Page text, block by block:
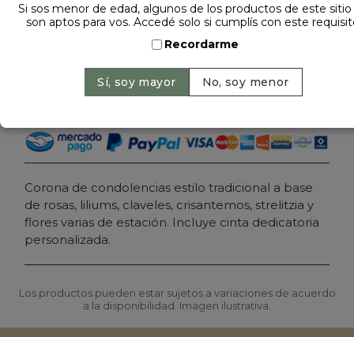
CORONA FUNEBRE CLASICA DE DISEÑO
Precio: $ 324.000-Cantidad:
Corona de condolencias estilo tradicional a base
de rosas, liliums, claveles, crisantemos, strelitzia y
flores varias de estación. Incluye cinta dedicatoria
personalizada.
Los productos pueden estar sujetos a variaciones de acuerdo
a la disponibilidad. Imagen ilustrativa.
Si sos menor de edad, algunos de los productos de este
son aptos para vos. Accedé solo si cumplís con este
Recordarme